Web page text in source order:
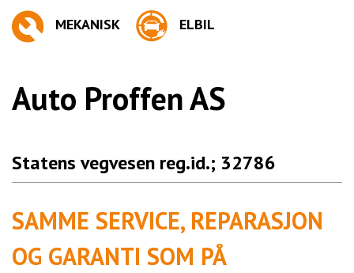
MEKANISK ELBIL
Auto Proffen AS
Statens vegvesen reg.id.; 32786
SAMME SERVICE, REPARASJON
OG GARANTI SOM PÅ